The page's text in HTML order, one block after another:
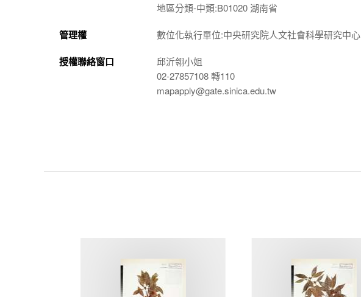
地區分類-中類:B01020 湖南省
管理權 數位化執行單位:中央研究院人文社會科學研究中心
授權聯絡窗口
邱沂翎小姐
02-27857108 轉110
mapapply@gate.sinica.edu.tw